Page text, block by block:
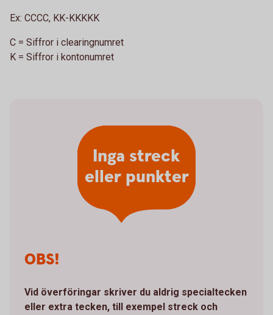
Ex: CCCC, KK-KKKKK
C = Siffror i clearingnumret
K = Siffror i kontonumret
Inga streck
eller punkter
OBS!
Vid överföringar skriver du aldrig specialtecken
eller extra tecken, till exempel streck och